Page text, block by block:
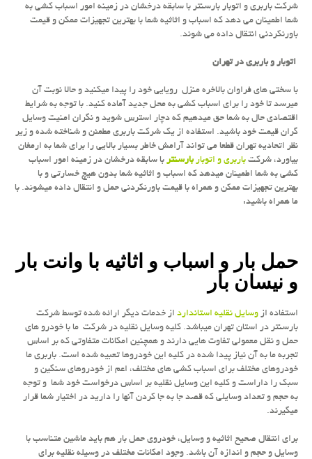
شركت باربری و اتوبار بارسنتر با سابقه درخشان در زمینه امور اسباب كشی به
شما اطمینان می دهد كه اسباب و اثاثیه شما با بهترین تجهیزات ممكن و قیمت
باورنكردنی انتقال داده می شوند.
اتوبار و باربری در تهران
با سختی های فراوان بالاخره منزل رویایی خود را پیدا میکنید و حالا نوبت آن
میرسد تا خود را برای اسباب کشی به محل جدید آماده کنید. با توجه به شرایط
اقتصادی حال به شما حق میدهیم که دچار استرس شوید و نگران امنیت وسایل
گران قیمت خود باشید. استفاده از یک شرکت باربری مطمئن و شناخته شده و زیر
نظر اتحادیه تهران قطعا می تواند آرامش خاطر بسیار بالایی را برای شما به ارمغان
بیاورد، شرکتباربری و اتوباربارسنتربا سابقه درخشان در زمینه امور اسباب
کشی به شما اطمینان میدهد که اسباب و اثاثیه شما بدون هیچ خسارتی و با
بهترین تجهیزات ممکن و همراه با قیمت باورنکردنی حمل و انتقال داده میشوند. با
ما همراه باشید:
حمل بار و اسباب و اثاثیه با وانت بار
و نیسان بار
استفاده ازوسایل نقلیه استاندارداز خدمات دیگر ارائه شده توسط شرکت
بارسنتر در استان تهران میباشد. کلیه وسایل نقلیه در شرکت ما با خودرو های
حمل و نقل معمولی تفاوت هایی دارند و همچنین امکانات متفاوتی که بر اساس
تجربه ما به آن نیاز پیدا شده در کلیه این خودروها تعبیه شده است. باربری ما
خودروهای مختلف برای اسباب کشی های مختلف، اعم از خودروهای سنگین و
سبک را داراست و کلیه این وسایل نقلیه بر اساس درخواست خود شما و توجه
به حجم و تعداد وسایلی که قصد جا به جا کردن آنها را دارید در اختیار شما قرار
میگیرند.
برای انتقال صحیح اثاثیه و وسایل، خودروی حمل بار هم باید ماشین متناسب با
وسایل و حجم و اندازه آن باشد. وجود امکانات مختلف در وسیله نقلیه برای